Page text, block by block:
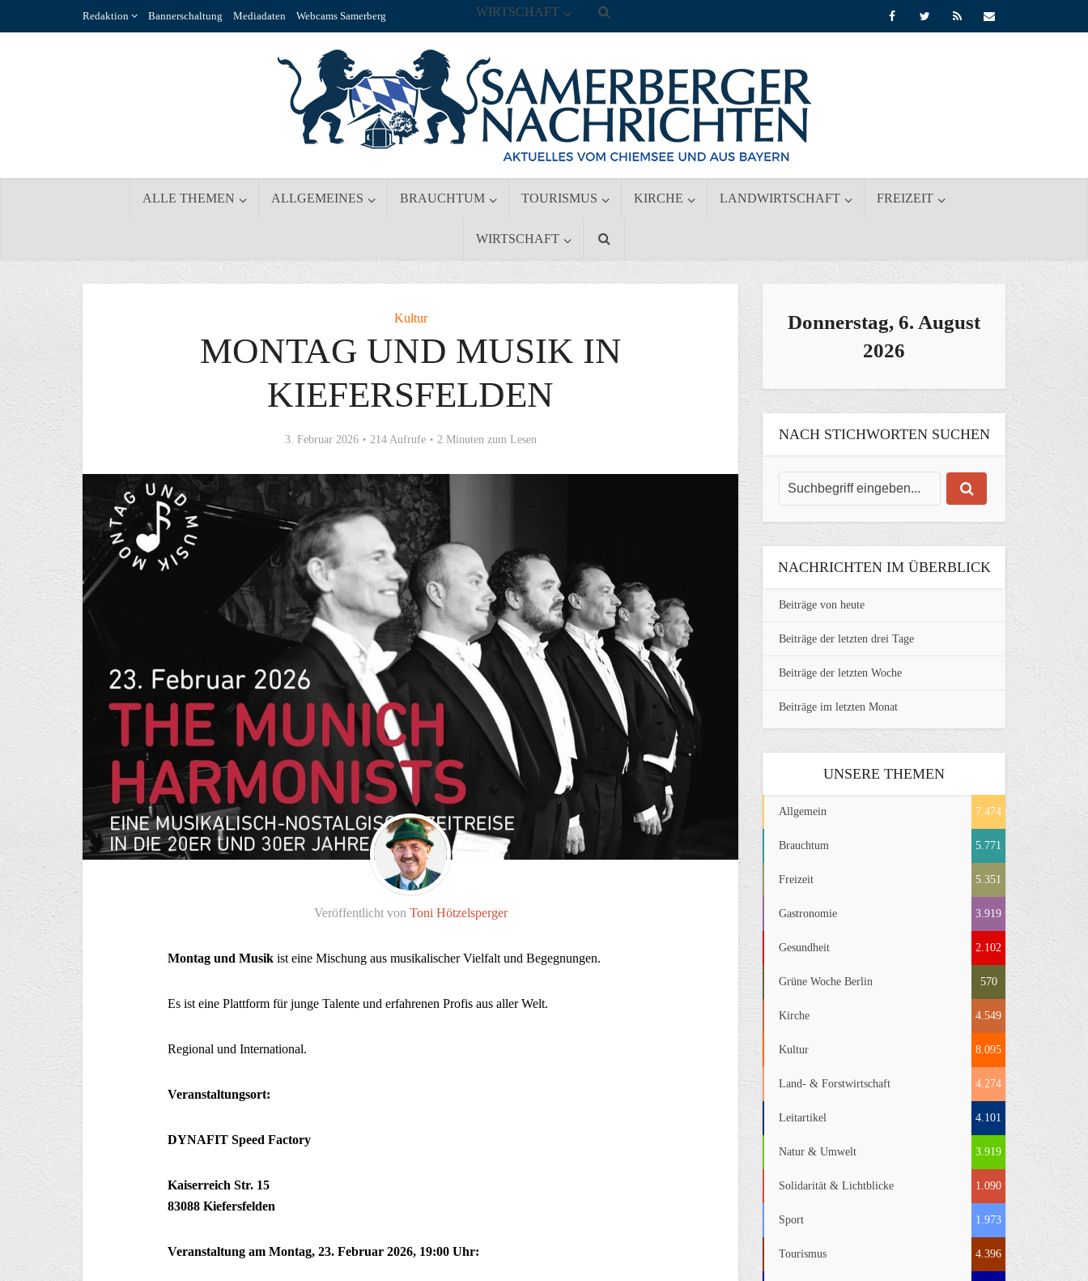
Redaktion Bannerschaltung Mediadaten Webcams Samerberg
ALLE THEMEN ALLGEMEINES BRAUCHTUM TOURISMUS KIRCHE LANDWIRTSCHAFT FREIZEIT
WIRTSCHAFT
WIRTSCHAFT
Kultur
MONTAG UND MUSIK IN
KIEFERSFELDEN
3. Februar 2026 214 Aufrufe 2 Minuten zum Lesen
Veröffentlicht von Toni Hötzelsperger
Montag und Musik ist eine Mischung aus musikalischer Vielfalt und Begegnungen.
Es ist eine Plattform für junge Talente und erfahrenen Profis aus aller Welt.
Regional und International.
Veranstaltungsort:
DYNAFIT Speed Factory
Kaiserreich Str. 15​
83088 Kiefersfelden
Veranstaltung am Montag, 23. Februar 2026, 19:00 Uhr:
Donnerstag, 6. August
2026
NACH STICHWORTEN SUCHEN
NACHRICHTEN IM ÜBERBLICK
Beiträge von heute
Beiträge der letzten drei Tage
Beiträge der letzten Woche
Beiträge im letzten Monat
UNSERE THEMEN
Allgemein 7.474
Brauchtum 5.771
Freizeit 5.351
Gastronomie 3.919
Gesundheit 2.102
Grüne Woche Berlin 570
Kirche 4.549
Kultur 8.095
Land- & Forstwirtschaft 4.274
Leitartikel 4.101
Natur & Umwelt 3.919
Solidarität & Lichtblicke 1.090
Sport 1.973
Tourismus 4.396